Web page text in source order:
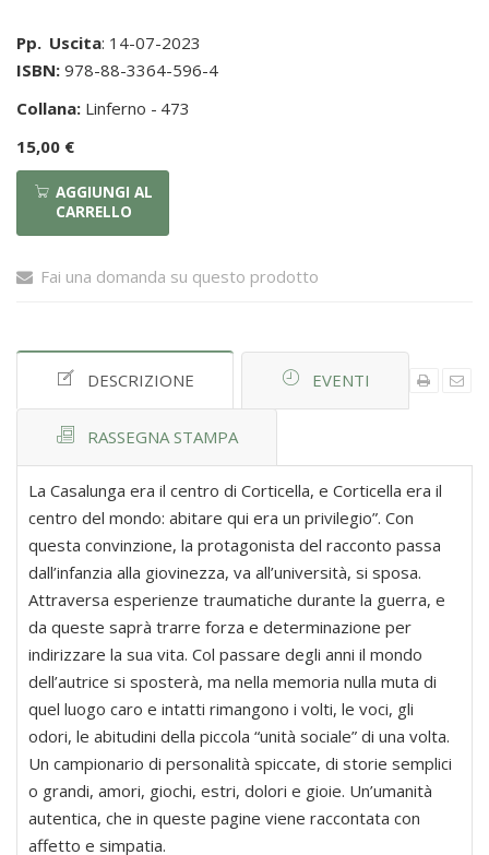
Pp. Uscita: 14-07-2023
ISBN: 978-88-3364-596-4
Collana: Linferno - 473
15,00 €
AGGIUNGI AL
CARRELLO
Fai una domanda su questo prodotto
DESCRIZIONE EVENTI
RASSEGNA STAMPA
La Casalunga era il centro di Corticella, e Corticella era il
centro del mondo: abitare qui era un privilegio”. Con
questa convinzione, la protagonista del racconto passa
dall’infanzia alla giovinezza, va all’università, si sposa.
Attraversa esperienze traumatiche durante la guerra, e
da queste saprà trarre forza e determinazione per
indirizzare la sua vita. Col passare degli anni il mondo
dell’autrice si sposterà, ma nella memoria nulla muta di
quel luogo caro e intatti rimangono i volti, le voci, gli
odori, le abitudini della piccola “unità sociale” di una volta.
Un campionario di personalità spiccate, di storie semplici
o grandi, amori, giochi, estri, dolori e gioie. Un’umanità
autentica, che in queste pagine viene raccontata con
affetto e simpatia.